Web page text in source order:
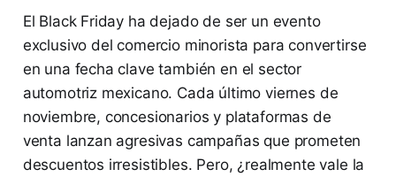
El Black Friday ha dejado de ser un evento
exclusivo del comercio minorista para convertirse
en una fecha clave también en el sector
automotriz mexicano. Cada último viernes de
noviembre, concesionarios y plataformas de
venta lanzan agresivas campañas que prometen
descuentos irresistibles. Pero, ¿realmente vale la